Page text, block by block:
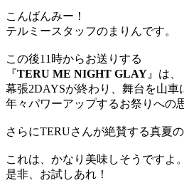
こんばんみー！
テルミースタッフのまりんです。
この後11時からお送りする
『TERU ME NIGHT GLAY 』は、
幕張2DAYSが終わり、舞台を山車
年々パワーアップするお祭りへの
さらにTERUさんが絶賛する真夏
これは、かなり美味しそうですよ。
是非、お試しあれ！